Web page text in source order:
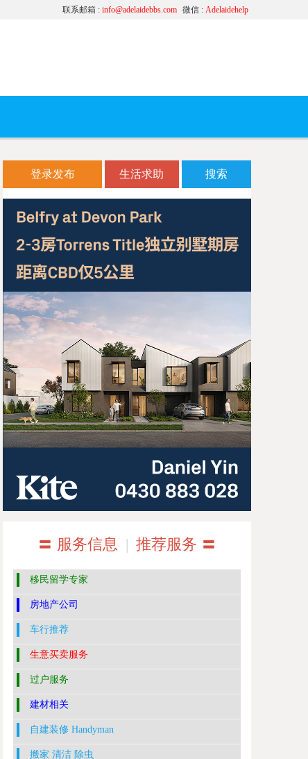
微信 : Adelaidehelp
联系邮箱 : info@adelaidebbs.com
登录发布 生活求助 搜索
〓 服务信息 | 推荐服务 〓
移民留学专家
房地产公司
车行推荐
生意买卖服务
过户服务
建材相关
自建装修 Handyman
搬家 清洁 除虫